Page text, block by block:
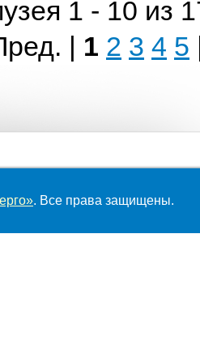
1 - 10 из
| 1 2 3 4 5
. Все права защищены.